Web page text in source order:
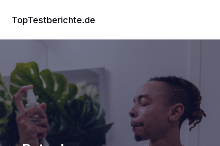
InhaltTopTestberichte.de